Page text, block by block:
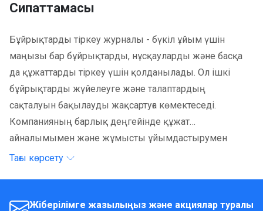
Сипаттамасы
Бұйрықтарды тіркеу журналы - бүкіл ұйым үшін
маңызы бар бұйрықтарды, нұсқауларды және басқа
да құжаттарды тіркеу үшін қолданылады. Ол ішкі
бұйрықтарды жүйелеуге және талаптардың
сақталуын бақылауды жақсартуға көмектеседі.
Компанияның барлық деңгейінде құжат
айналымымен және жұмысты ұйымдастырумен
айналысатындар үшін қолайлы.
Тағы көрсету
Жіберілімге жазылыңыз және акциялар туралы